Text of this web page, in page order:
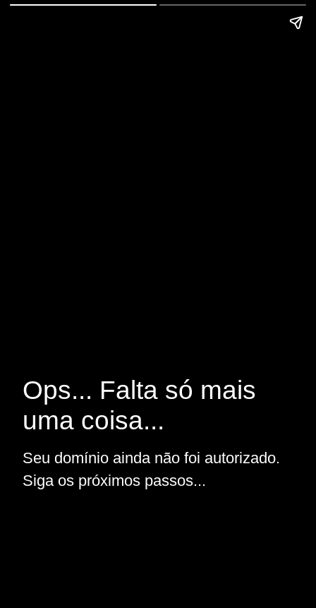
Ops... Falta só mais
uma coisa...
Seu domínio ainda não foi autorizado.
Siga os próximos passos...